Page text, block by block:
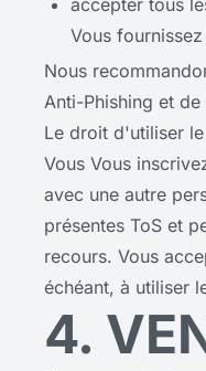
accepter tous
Vous
Nous
Anti-Phishing et
Le droit d'utiliser
Vous Vous
avec une autre
présentes ToS et
recours. Vous
échéant, à utiliser
4.